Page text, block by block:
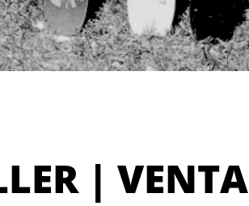
| VENTA